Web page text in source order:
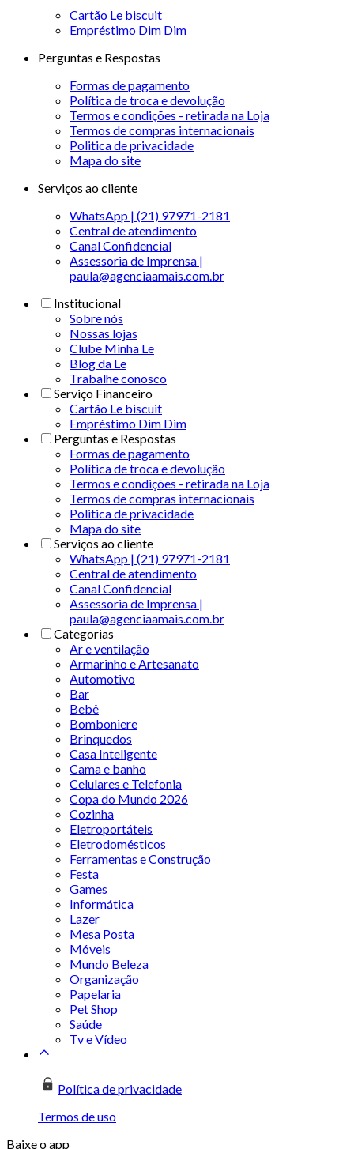
Cartão Le biscuit
Empréstimo Dim Dim
Perguntas e Respostas
Formas de pagamento
Política de troca e devolução
Termos e condições - retirada na Loja
Termos de compras internacionais
Politica de privacidade
Mapa do site
Serviços ao cliente
WhatsApp | (21) 97971-2181
Central de atendimento
Canal Confidencial
Assessoria de Imprensa |
paula@agenciaamais.com.br
Institucional
Sobre nós
Nossas lojas
Clube Minha Le
Blog da Le
Trabalhe conosco
Serviço Financeiro
Cartão Le biscuit
Empréstimo Dim Dim
Perguntas e Respostas
Formas de pagamento
Política de troca e devolução
Termos e condições - retirada na Loja
Termos de compras internacionais
Politica de privacidade
Mapa do site
Serviços ao cliente
WhatsApp | (21) 97971-2181
Central de atendimento
Canal Confidencial
Assessoria de Imprensa |
paula@agenciaamais.com.br
Categorias
Ar e ventilação
Armarinho e Artesanato
Automotivo
Bar
Bebê
Bomboniere
Brinquedos
Casa Inteligente
Cama e banho
Celulares e Telefonia
Copa do Mundo 2026
Cozinha
Eletroportáteis
Eletrodomésticos
Ferramentas e Construção
Festa
Games
Informática
Lazer
Mesa Posta
Móveis
Mundo Beleza
Organização
Papelaria
Pet Shop
Saúde
Tv e Vídeo
Política de privacidade
Termos de uso
Baixe o app